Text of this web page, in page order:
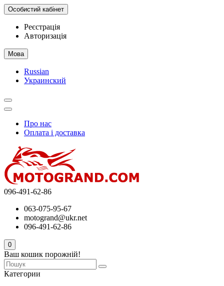
Особистий кабінет
Реєстрація
Авторизація
Мова
Russian
Украинский
Про нас
Оплата і доставка
096-491-62-86
063-075-95-67
motogrand@ukr.net
096-491-62-86
0
Ваш кошик порожній!
Категории